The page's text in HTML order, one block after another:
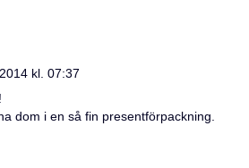
kl. 07:37
dom i en så fin presentförpackning.